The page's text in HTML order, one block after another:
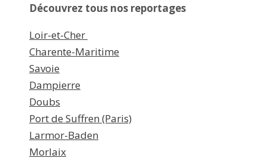
Découvrez tous nos reportages
Loir-et-Cher
Charente-Maritime
Savoie
Dampierre
Doubs
Port de Suffren (Paris)
Larmor-Baden
Morlaix